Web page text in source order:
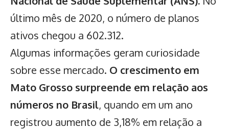
último mês de 2020, o número de planos
ativos chegou a 602.312.
Algumas informações geram curiosidade
sobre esse mercado. O crescimento em
Mato Grosso surpreende em relação aos
números no Brasil, quando em um ano
registrou aumento de 3,18% em relação a